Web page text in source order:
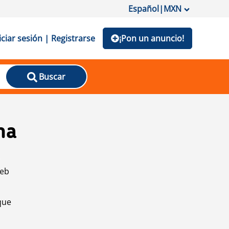
Español|MXN
sesión | Registrarse ¡Pon un anuncio!
Buscar